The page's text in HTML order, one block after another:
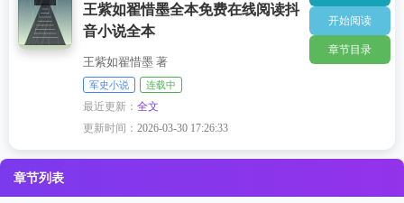
王紫如翟惜墨全本免费在线阅读抖
音小说全本
王紫如翟惜墨 著
军史小说 连载中
最近更新：全文
更新时间：2026-03-30 17:26:33
开始阅读
章节目录
章节列表